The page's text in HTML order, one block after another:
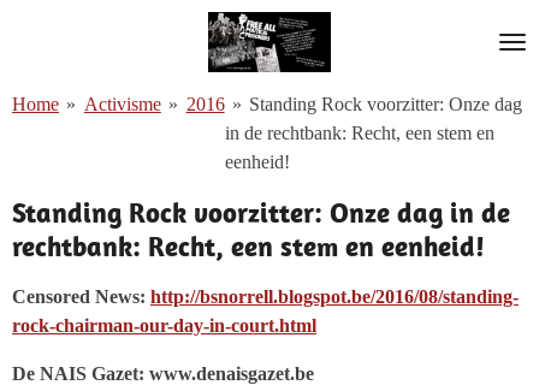
de
Home » Activisme » 2016 » Standing Rock voorzitter: Onze dag
in de rechtbank: Recht, een stem en
eenheid!
Standing Rock voorzitter: Onze dag in de
rechtbank: Recht, een stem en eenheid!
Censored News: http://bsnorrell.blogspot.be/2016/08/standing-
rock-chairman-our-day-in-court.html
De NAIS Gazet: www.denaisgazet.be